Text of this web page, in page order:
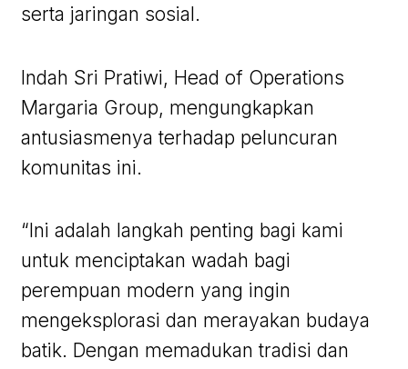
serta jaringan sosial.
Indah Sri Pratiwi, Head of Operations
Margaria Group, mengungkapkan
antusiasmenya terhadap peluncuran
komunitas ini.
“Ini adalah langkah penting bagi kami
untuk menciptakan wadah bagi
perempuan modern yang ingin
mengeksplorasi dan merayakan budaya
batik. Dengan memadukan tradisi dan